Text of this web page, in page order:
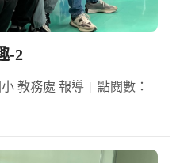
-2
教務處 報導
點閱數：